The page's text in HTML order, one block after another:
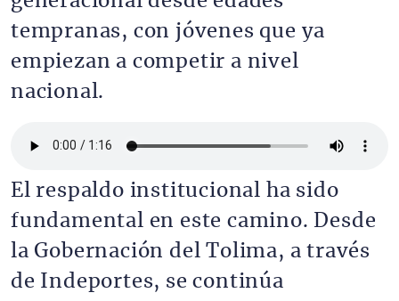
tempranas, con jóvenes que ya
empiezan a competir a nivel
nacional.
El respaldo institucional ha sido
fundamental en este camino. Desde
la Gobernación del Tolima, a través
de Indeportes, se continúa